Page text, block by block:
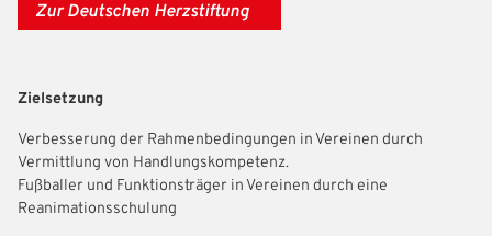
Zur Deutschen Herzstiftung
Zielsetzung
Verbesserung der Rahmenbedingungen in Vereinen durch
Vermittlung von Handlungskompetenz.
Fußballer und Funktionsträger in Vereinen durch eine
Reanimationsschulung